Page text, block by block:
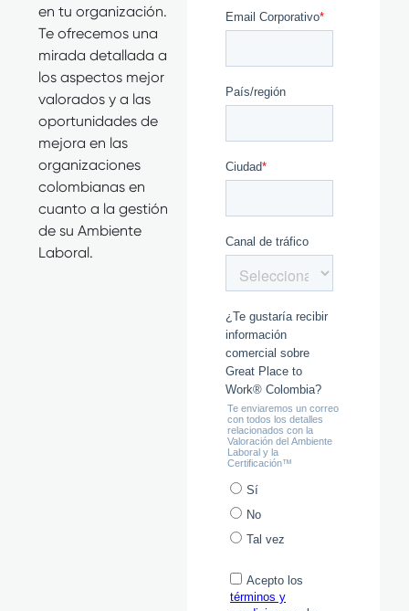
en tu organización.
Te ofrecemos una
mirada detallada a
los aspectos mejor
valorados y a las
oportunidades de
mejora en las
organizaciones
colombianas en
cuanto a la gestión
de su Ambiente
Laboral.